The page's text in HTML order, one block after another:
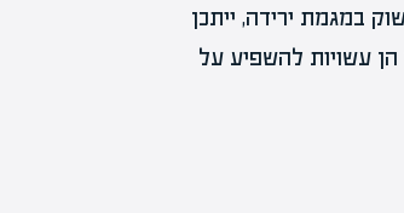
במגמת ירידה, ייתכן
עשויות להשפיע על